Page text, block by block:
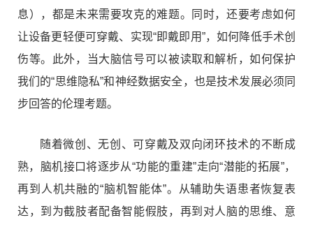
息），都是未来需要攻克的难题。同时，还要考虑如何
让设备更轻便可穿戴、实现“即戴即用”，如何降低手术创
伤等。此外，当大脑信号可以被读取和解析，如何保护
我们的“思维隐私”和神经数据安全，也是技术发展必须同
步回答的伦理考题。
随着微创、无创、可穿戴及双向闭环技术的不断成
熟，脑机接口将逐步从“功能的重建”走向“潜能的拓展”，
再到人机共融的“脑机智能体”。从辅助失语患者恢复表
达，到为截肢者配备智能假肢，再到对人脑的思维、意